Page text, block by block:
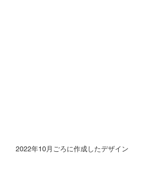
2022年10月ごろに作成したデザイン